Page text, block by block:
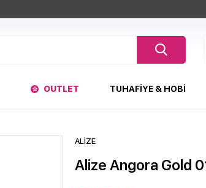
OUTLET TUHAFIYE & HOBI
ALİZE
Alize Angora Gold